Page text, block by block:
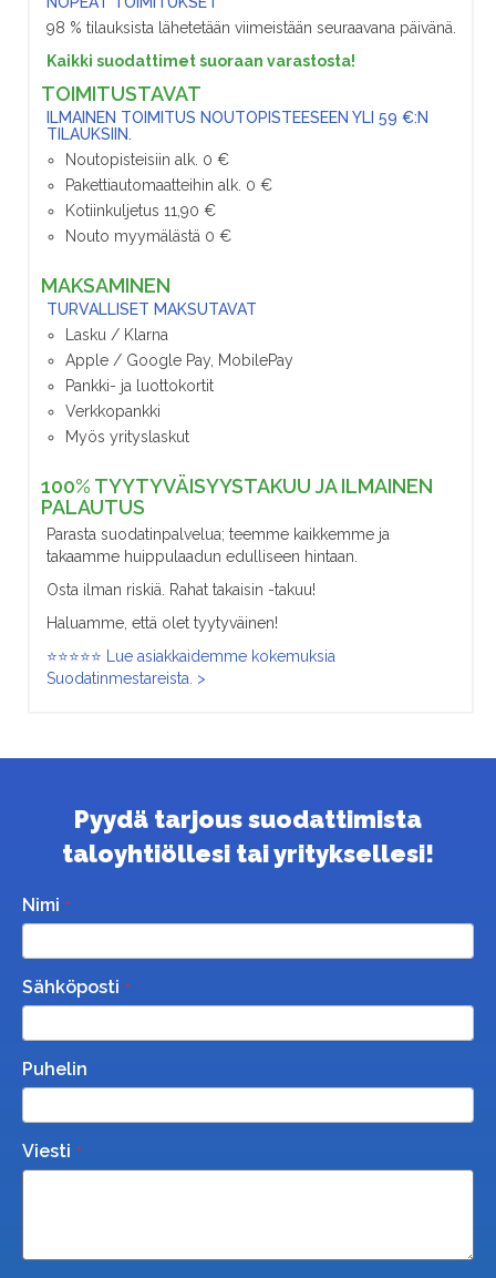
98 % tilauksista lähetetään viimeistään seuraavana päivänä.
Kaikki suodattimet suoraan varastosta!
TOIMITUSTAVAT
ILMAINEN TOIMITUS NOUTOPISTEESEEN YLI 59 €:N
TILAUKSIIN.
Noutopisteisiin alk. 0 €
Pakettiautomaatteihin alk. 0 €
Kotiinkuljetus 11,90 €
Nouto myymälästä 0 €
MAKSAMINEN
TURVALLISET MAKSUTAVAT
Lasku / Klarna
Apple / Google Pay, MobilePay
Pankki- ja luottokortit
Verkkopankki
Myös yrityslaskut
100% TYYTYVÄISYYSTAKUU JA ILMAINEN
PALAUTUS
Parasta suodatinpalvelua; teemme kaikkemme ja
takaamme huippulaadun edulliseen hintaan.
Osta ilman riskiä. Rahat takaisin -takuu!
Haluamme, että olet tyytyväinen!
⭐⭐⭐⭐⭐ Lue asiakkaidemme kokemuksia
Suodatinmestareista. >
Pyydä tarjous suodattimista
taloyhtiöllesi tai yrityksellesi!
Nimi
Sähköposti
Puhelin
Viesti